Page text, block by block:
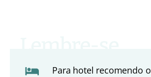
Para hotel recomendo o